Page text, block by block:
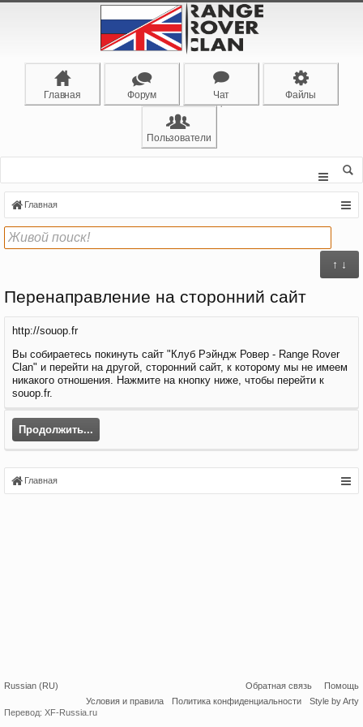
Главная Форум Чат Файлы
Пользователи
Главная
↑ ↓
Перенаправление на сторонний сайт
http://souop.fr
Вы собираетесь покинуть сайт "Клуб Рэйндж Ровер - Range Rover
Clan" и перейти на другой, сторонний сайт, к которому мы не имеем
никакого отношения. Нажмите на кнопку ниже, чтобы перейти к
souop.fr.
Продолжить...
Главная
Russian (RU) Обратная связь
Помощь
Условия и правила
Политика конфиденциальности
Style by Arty
Перевод: XF-Russia.ru